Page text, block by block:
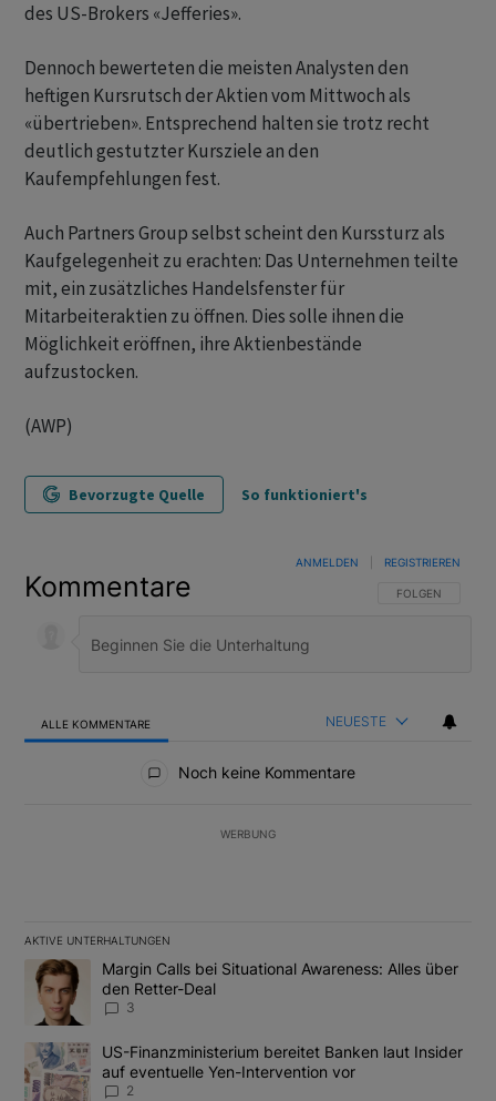
des US-Brokers «Jefferies».
Dennoch bewerteten die meisten Analysten den
heftigen Kursrutsch der Aktien vom Mittwoch als
«übertrieben». Entsprechend halten sie trotz recht
deutlich gestutzter Kursziele an den
Kaufempfehlungen fest.
Auch Partners Group selbst scheint den Kurssturz als
Kaufgelegenheit zu erachten: Das Unternehmen teilte
mit, ein zusätzliches Handelsfenster für
Mitarbeiteraktien zu öffnen. Dies solle ihnen die
Möglichkeit eröffnen, ihre Aktienbestände
aufzustocken.
(AWP)
Bevorzugte Quelle So funktioniert's
Kommentare FOLGE DIESER
FOLGEN
ANMELDEN REGISTRIEREN
ALLE KOMMENTARE NEUESTE
Noch keine Kommentare
WERBUNG
AKTIVE UNTERHALTUNGEN
Das Folgende ist eine Liste der am meisten kommentierten
Ein Trendartikel mit dem Titel "Margin Calls bei Situational
Margin Calls bei Situational Awareness: Alles über
den Retter-Deal
3
Ein Trendartikel mit dem Titel "US-Finanzministerium bereitet
US-Finanzministerium bereitet Banken laut Insider
auf eventuelle Yen-Intervention vor
2